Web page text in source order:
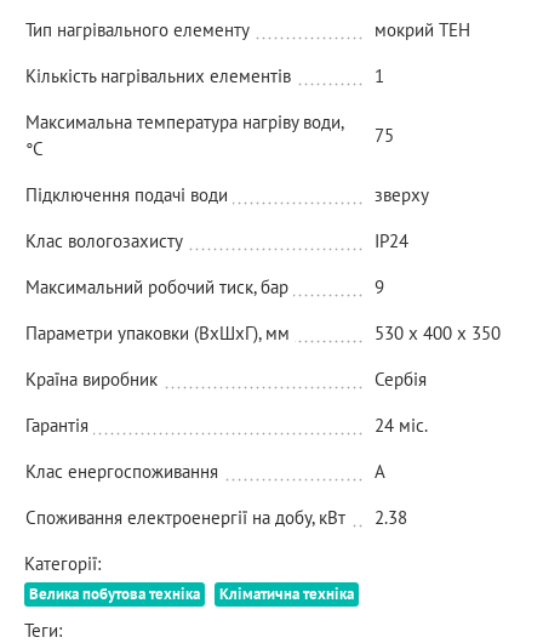
Тип нагрівального елементу
мокрий ТЕН
Кількість нагрівальних елементів
1
Максимальна температура нагріву води,
°C
75
Підключення подачі води
зверху
Клас вологозахисту
IP24
Максимальний робочий тиск, бар
9
Параметри упаковки (ВxШxГ), мм
530 х 400 х 350
Країна виробник
Сербія
Гарантія
24 міс.
Клас енергоспоживання
A
Споживання електроенергії на добу, кВт
2.38
Категорії:
Велика побутова техніка Кліматична техніка
Теги: